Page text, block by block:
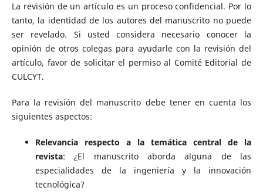
La revisión de un artículo es un proceso confidencial. Por lo
tanto, la identidad de los autores del manuscrito no puede
ser revelado. Si usted considera necesario conocer la
opinión de otros colegas para ayudarle con la revisión del
artículo, favor de solicitar el permiso al Comité Editorial de
CULCYT.
Para la revisión del manuscrito debe tener en cuenta los
siguientes aspectos:
Relevancia respecto a la temática central de la
revista: ¿El manuscrito aborda alguna de las
especialidades de la ingeniería y la innovación
tecnológica?